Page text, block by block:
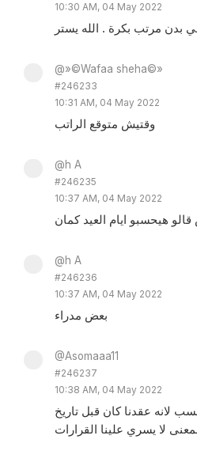
10:30 AM, 04 May 2022
بدن مرتب بكرة . الله يستر
@»©Wafaa sheha©»
#246233
10:31 AM, 04 May 2022
وقتيش متوقع الراتب
@h A
#246235
10:37 AM, 04 May 2022
هيحسبو ايام العيد كمان
@h A
#246236
10:37 AM, 04 May 2022
بعض مدراء
@Asomaaa11
#246237
10:38 AM, 04 May 2022
لانه عقدنا كان قبل تاريخ